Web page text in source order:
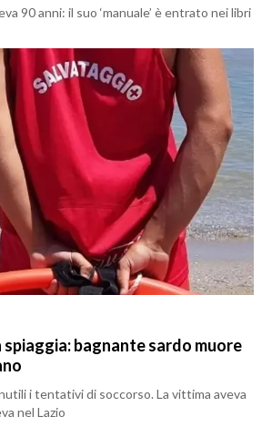
90 anni: il suo ‘manuale’ è entrato nei libri
bagnante sardo muore
i tentativi di soccorso. La vittima aveva
nel Lazio